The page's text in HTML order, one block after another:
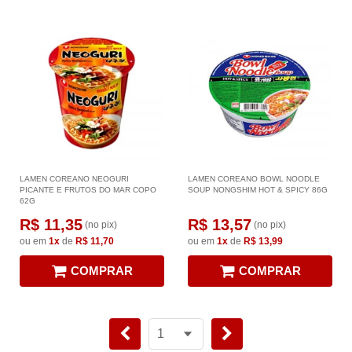
LAMEN COREANO NEOGURI
PICANTE E FRUTOS DO MAR COPO
62G
R$ 11,35 (no pix)
ou em 1x de R$ 11,70
COMPRAR
LAMEN COREANO BOWL NOODLE
SOUP NONGSHIM HOT & SPICY 86G
R$ 13,57 (no pix)
ou em 1x de R$ 13,99
COMPRAR